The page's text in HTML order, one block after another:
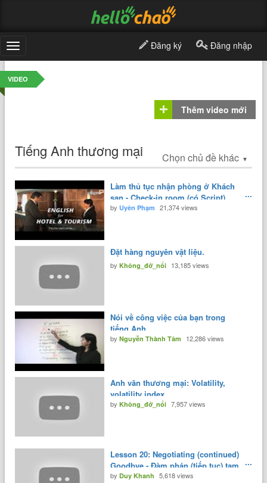
Toggle
navigation
Đăng ký Đăng nhập
VIDEO
Thêm video mới
Tiếng Anh thương mại Chọn chủ đề khác ▼
Làm thủ tục nhận phòng ở Khách
sạn - Check-in room (có Script)
byUyên Phạm 21,374 views
Đặt hàng nguyên vật liệu.
byKhông_đở_nổi 13,185 views
Nói về công việc của bạn trong
tiếng Anh
byNguyễn Thành Tâm 12,286 views
Anh văn thương mại: Volatility,
volatility index.
byKhông_đở_nổi 7,957 views
Lesson 20: Negotiating (continued)
Goodbye - Đàm phán (tiếp tục) tạm
biệt - YouTube
byDuy Khanh 5,618 views